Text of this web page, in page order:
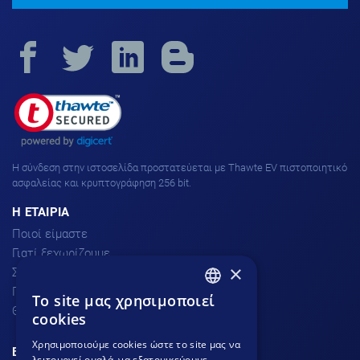
H σύνδεση στην ιστοσελίδα προστατεύεται με Thawte EV πιστοποιητικό
ασφαλείας και κρυπτογράφηση 256 bit.
H ΕΤΑΙΡΙΑ
Ποιοί είμαστε
Γιατί ξεχωρίζουμε
Σχόλια πελατών
Προσφορές
Θέσεις Εργασίας
ΕΞΥΠΗΡΕΤΗΣΗ ΠΕΛΑΤΩΝ
GREEK
×
To site μας χρησιμοποιεί
cookies
Χρησιμοποιούμε cookies ώστε το site μας να